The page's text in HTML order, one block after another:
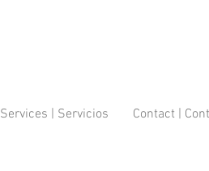
Services | Servicios Contact |